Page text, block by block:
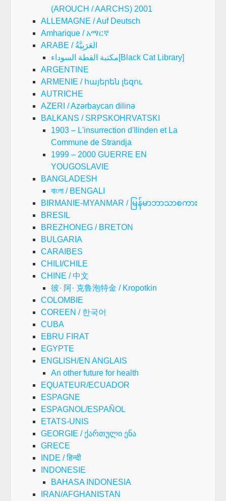
(AROUCH / AARCHS) 2001
ALLEMAGNE / Auf Deutsch
Amharique / አማርኛ
ARABE / العَرَبِيَّةُ
مكتبة القطة السوداء[Black Cat Library]
ARGENTINE
ARMENIE / հայերեն լեզու
AUTRICHE
AZERI / Azərbaycan dilinə
BALKANS / SRPSKOHRVATSKI
1903 – L'insurrection d'Ilinden et La
Commune de Strandja
1999 – 2000 GUERRE EN
YOUGOSLAVIE
BANGLADESH
বাংলা / BENGALI
BIRMANIE-MYANMAR / မြန်မာဘာသာစကား
BRESIL
BREZHONEG / BRETON
BULGARIA
CARAIBES
CHILI/CHILE
CHINE / 中文
彼· 阿· 克鲁泡特金 / Kropotkin
COLOMBIE
COREEN / 한국어
CUBA
EBRU FIRAT
EGYPTE
ENGLISH/EN ANGLAIS
An other future for health
EQUATEUR/ECUADOR
ESPAGNE
ESPAGNOL/ESPAÑOL
ETATS-UNIS
GEORGIE / ქართული ენა
GRECE
INDE / हिन्दी
INDONESIE
BAHASA INDONESIA
IRAN/AFGHANISTAN